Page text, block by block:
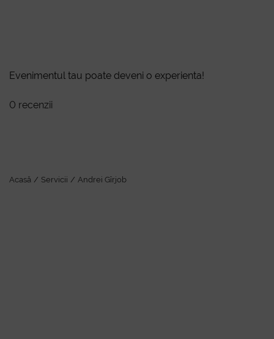
Evenimentul tau poate deveni o experienta!
0 recenzii
Acasă Servicii Andrei Gîrjob